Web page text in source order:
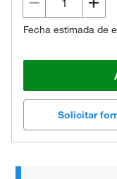
Fecha estimada de
Solicitar